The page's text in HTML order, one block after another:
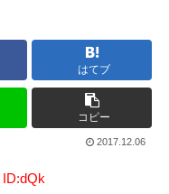
はてブ
コピー
2017.12.06
ID:dQk